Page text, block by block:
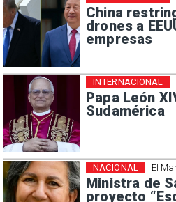
China
drones a
empresas
Papa León
Sudamérica
INTERNACIONAL
El
Ministra de
proyecto
NACIONAL